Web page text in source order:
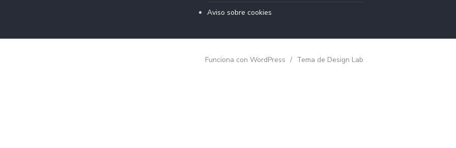
Aviso sobre cookies
Funciona con WordPress / Tema de Design Lab